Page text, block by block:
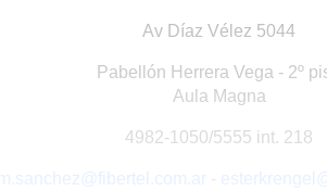
Av Díaz Vélez 5044
Pabellón Herrera Vega - 2º
Aula Magna
4982-1050/5555 int. 218
m.sanchez@fibertel.com.ar-